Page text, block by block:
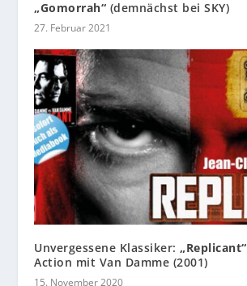
„Gomorrah“ (demnächst bei SKY)
27. Februar 2021
Unvergessene Klassiker:„Replicant“
Action mit Van Damme (2001)
15. November 2020